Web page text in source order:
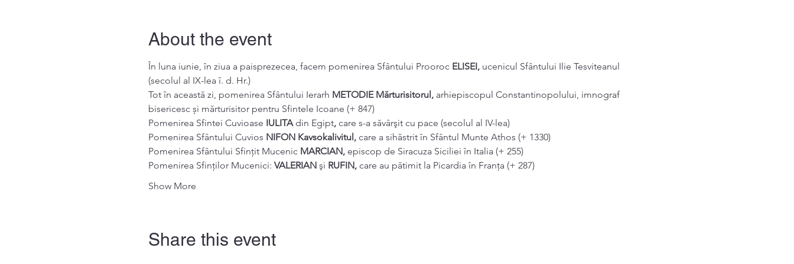
About the event
În luna iunie, în ziua a paisprezecea, facem pomenirea Sfântului Prooroc ELISEI, ucenicul Sfântului Ilie Tesviteanul
(secolul al IX-lea î. d. Hr.)
Tot în această zi, pomenirea Sfântului Ierarh METODIE Mărturisitorul, arhiepiscopul Constantinopolului, imnograf
bisericesc și mărturisitor pentru Sfintele Icoane (+ 847)
Pomenirea Sfintei Cuvioase IULITA din Egipt, care s-a săvârşit cu pace (secolul al IV-lea)
Pomenirea Sfântului Cuvios NIFON Kavsokalivitul, care a sihăstrit în Sfântul Munte Athos (+ 1330)
Pomenirea Sfântului Sfințit Mucenic MARCIAN, episcop de Siracuza Siciliei în Italia (+ 255)
Pomenirea Sfinților Mucenici: VALERIAN şi RUFIN, care au pătimit la Picardia în Franţa (+ 287)
Show More
Share this event